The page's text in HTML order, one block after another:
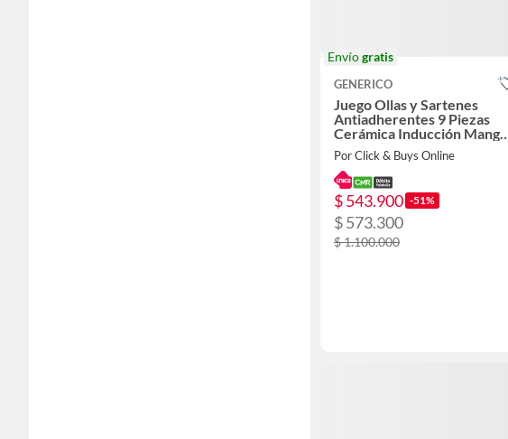
Envíogratis
GENERICO
Juego Ollas y Sartenes
Antiadherentes 9 Piezas
Cerámica Inducción Mango
Desmontable Aluminio
Por Click & Buys Online
$ 543.900 -51%
$ 573.300
$ 1.100.000